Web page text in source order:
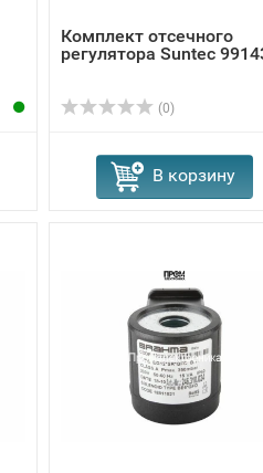
Комплект отсечного
регулятора Suntec
(0)
В корзину